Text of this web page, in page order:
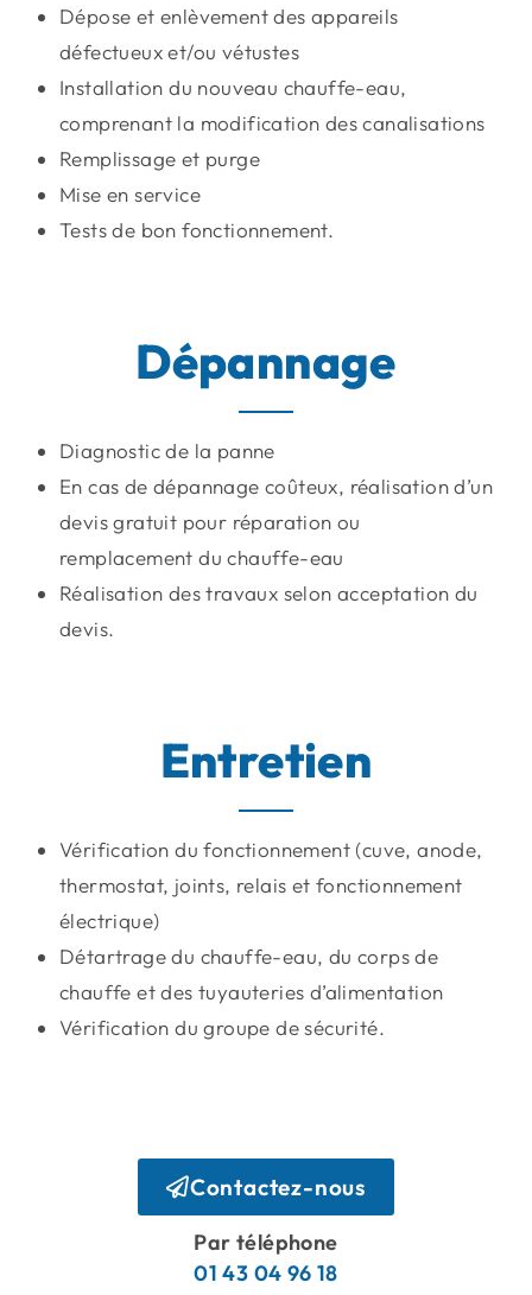
Dépose et enlèvement des appareils
défectueux et/ou vétustes
Installation du nouveau chauffe-eau,
comprenant la modification des canalisations
Remplissage et purge
Mise en service
Tests de bon fonctionnement.
Dépannage
Diagnostic de la panne
En cas de dépannage coûteux, réalisation d’un
devis gratuit pour réparation ou
remplacement du chauffe-eau
Réalisation des travaux selon acceptation du
devis.
Entretien
Vérification du fonctionnement (cuve, anode,
thermostat, joints, relais et fonctionnement
électrique)
Détartrage du chauffe-eau, du corps de
chauffe et des tuyauteries d’alimentation
Vérification du groupe de sécurité.
Contactez-nous
Par téléphone
01 43 04 96 18